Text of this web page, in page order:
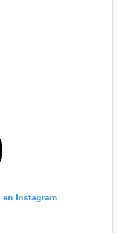
en Instagram